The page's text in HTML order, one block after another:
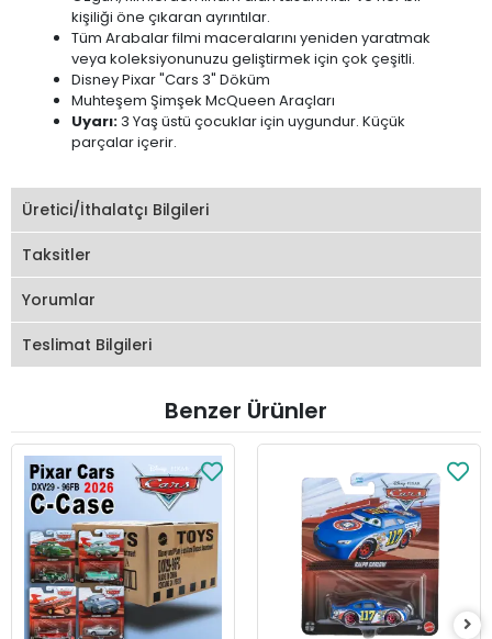
kişiliği öne çıkaran ayrıntılar.
Tüm Arabalar filmi maceralarını yeniden yaratmak
veya koleksiyonunuzu geliştirmek için çok çeşitli.
Disney Pixar "Cars 3" Döküm
Muhteşem Şimşek McQueen Araçları
Uyarı:3 Yaş üstü çocuklar için uygundur. Küçük
parçalar içerir.
Üretici/İthalatçı Bilgileri
Taksitler
Yorumlar
Teslimat Bilgileri
Benzer Ürünler